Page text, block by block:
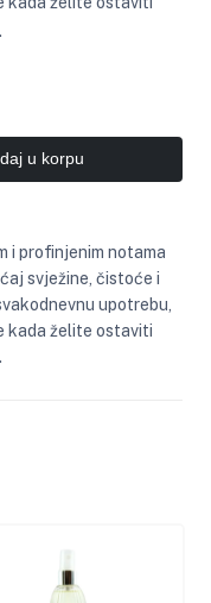
u korpu
i profinjenim notama
svježine, čistoće i
upotrebu,
kada želite ostaviti